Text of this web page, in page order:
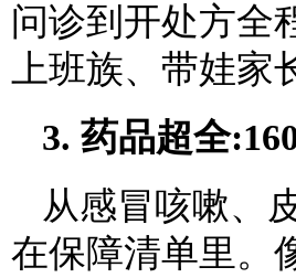
问诊到开处方全
上班族、带娃
3. 药品超全
从感冒咳嗽、
在保障清单里。